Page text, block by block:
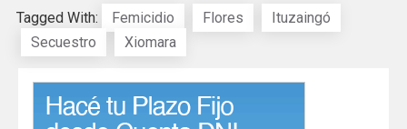
Tagged With: Femicidio Flores
Ituzaingó
Secuestro
Xiomara